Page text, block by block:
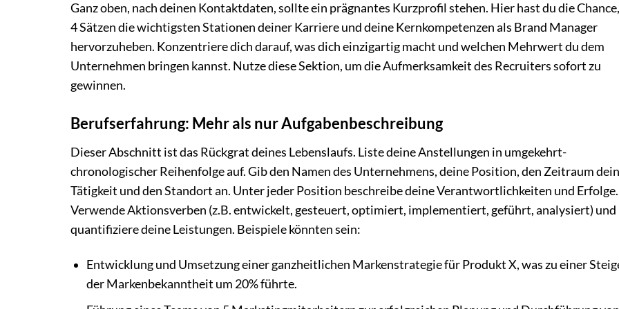
Ganz oben, nach deinen Kontaktdaten, sollte ein prägnantes Kurzprofil stehen. Hier hast du die
4 Sätzen die wichtigsten Stationen deiner Karriere und deine Kernkompetenzen als Brand Manager
hervorzuheben. Konzentriere dich darauf, was dich einzigartig macht und welchen Mehrwert du dem
Unternehmen bringen kannst. Nutze diese Sektion, um die Aufmerksamkeit des Recruiters sofort zu
gewinnen.
Berufserfahrung: Mehr als nur Aufgabenbeschreibung
Dieser Abschnitt ist das Rückgrat deines Lebenslaufs. Liste deine Anstellungen in umgekehrt-
chronologischer Reihenfolge auf. Gib den Namen des Unternehmens, deine Position, den Zeitraum
Tätigkeit und den Standort an. Unter jeder Position beschreibe deine Verantwortlichkeiten und Erfolge.
Verwende Aktionsverben (z.B. entwickelt, gesteuert, optimiert, implementiert, geführt, analysiert) und
quantifiziere deine Leistungen. Beispiele könnten sein:
Entwicklung und Umsetzung einer ganzheitlichen Markenstrategie für Produkt X, was zu einer
der Markenbekanntheit um 20% führte.